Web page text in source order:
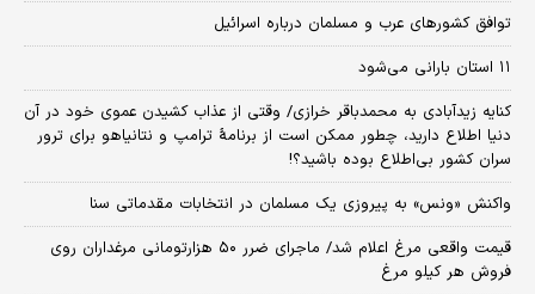
توافق کشورهای عرب و مسلمان درباره اسرائیل
۱۱ استان بارانی می‌شود
کنایه زیدآبادی به محمدباقر خرازی/ وقتی از عذاب کشیدن عموی خود در آن
دنیا اطلاع دارید، چطور ممکن است از برنامهٔ ترامپ و نتانیاهو برای ترور
سران کشور بی‌اطلاع بوده باشید؟!
واکنش «ونس» به پیروزی یک مسلمان در انتخابات مقدماتی سنا
قیمت واقعی مرغ اعلام شد/ ماجرای ضرر ۵۰ هزارتومانی مرغداران روی
فروش هر کیلو مرغ